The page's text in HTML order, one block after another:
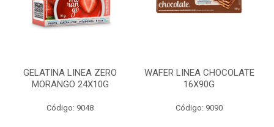
GELATINA LINEA ZERO
MORANGO 24X10G
Código: 9048
WAFER LINEA CHOCOLATE
16X90G
Código: 9090